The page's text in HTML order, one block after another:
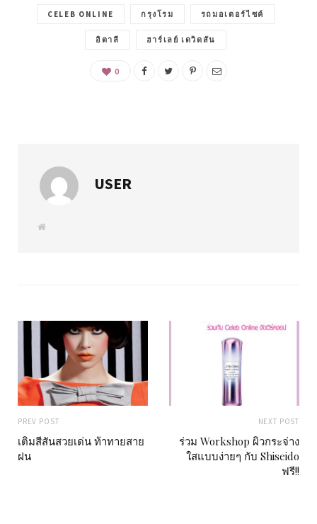
CELEB ONLINE กรุงโรม รถมอเตอร์ไซค์
อิตาลี ฮาร์เลย์ เดวิดสัน
0
USER
W
PREV POST
เติมสีสันสวยเด่น ท้าทายสาย
ฝน
NEXT POST
ร่วม Workshop ผิวกระจ่าง
ใสแบบง่ายๆ กับ Shiseido
ฟรี!!